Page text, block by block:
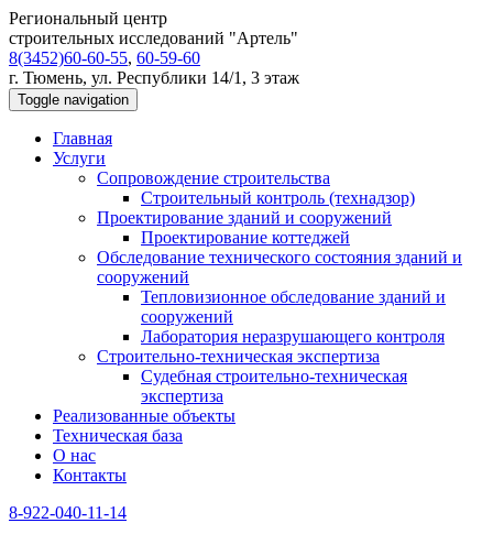
Региональный центр
строительных исследований "Артель"
8(3452)60-60-55, 60-59-60
г. Тюмень, ул. Республики 14/1, 3 этаж
Toggle navigation
Главная
Услуги
Сопровождение строительства
Строительный контроль (технадзор)
Проектирование зданий и сооружений
Проектирование коттеджей
Обследование технического состояния зданий и
сооружений
Тепловизионное обследование зданий и
сооружений
Лаборатория неразрушающего контроля
Строительно-техническая экспертиза
Судебная строительно-техническая
экспертиза
Реализованные объекты
Техническая база
О нас
Контакты
8-922-040-11-14